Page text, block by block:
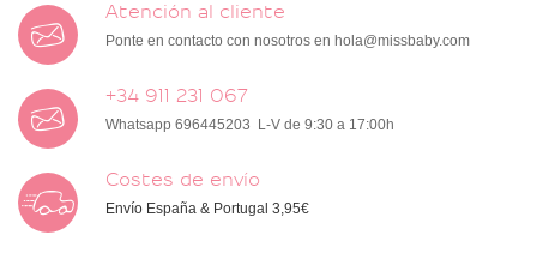
Atención al cliente
Ponte en contacto con nosotros en hola@missbaby.com
+34 911 231 067
Whatsapp 696445203 L-V de 9:30 a 17:00h
Costes de envío
Envío España & Portugal 3,95€